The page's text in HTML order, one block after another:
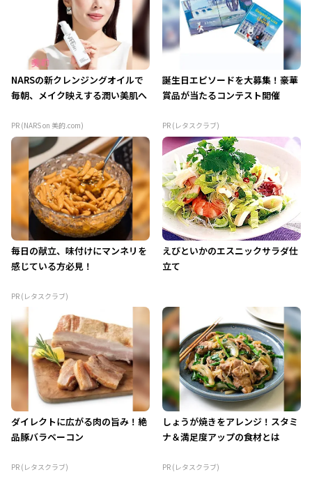
NARSの新クレンジングオイルで
毎朝、メイク映えする潤い美肌へ
PR (NARS on 美的.com)
誕生日エピソードを大募集！豪華
賞品が当たるコンテスト開催
PR (レタスクラブ)
毎日の献立、味付けにマンネリを
感じている方必見！
PR (レタスクラブ)
えびといかのエスニックサラダ仕
立て
ダイレクトに広がる肉の旨み！絶
品豚バラベーコン
PR (レタスクラブ)
しょうが焼きをアレンジ！スタミ
ナ＆満足度アップの食材とは
PR (レタスクラブ)